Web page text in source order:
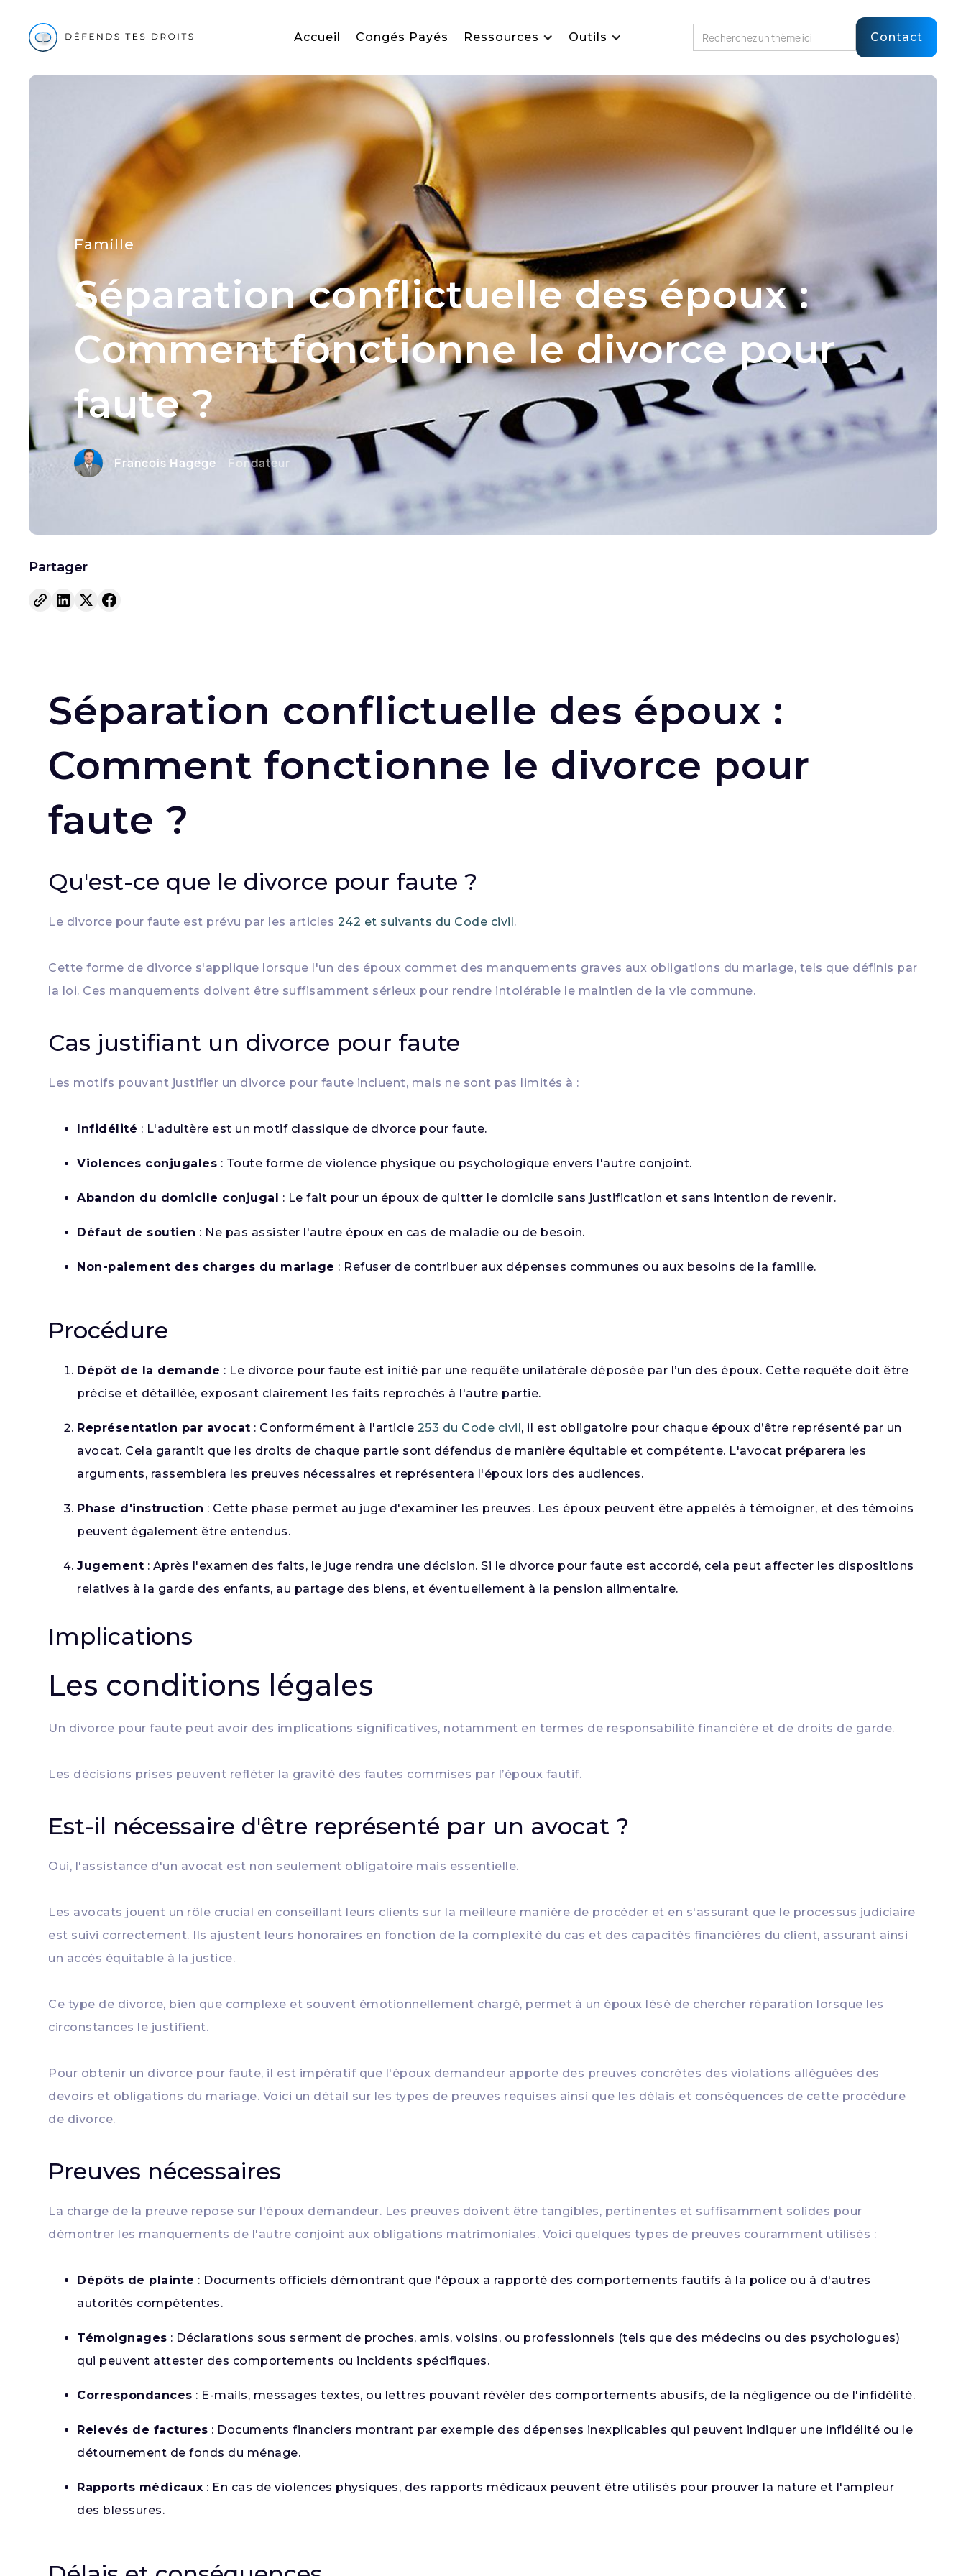
Accueil Congés Payés Ressources Outils Contact
Famille
Séparation conflictuelle des époux :
Comment fonctionne le divorce pour
faute ?
Francois Hagege Fondateur
Partager
Séparation conflictuelle des époux :
Comment fonctionne le divorce pour
faute ?
Qu'est-ce que le divorce pour faute ?
Le divorce pour faute est prévu par les articles 242 et suivants du Code civil.
Cette forme de divorce s'applique lorsque l'un des époux commet des manquements graves aux obligations du mariage, tels que définis par
la loi. Ces manquements doivent être suffisamment sérieux pour rendre intolérable le maintien de la vie commune.
Cas justifiant un divorce pour faute
Les motifs pouvant justifier un divorce pour faute incluent, mais ne sont pas limités à :
Infidélité : L'adultère est un motif classique de divorce pour faute.
Violences conjugales : Toute forme de violence physique ou psychologique envers l'autre conjoint.
Abandon du domicile conjugal : Le fait pour un époux de quitter le domicile sans justification et sans intention de revenir.
Défaut de soutien : Ne pas assister l'autre époux en cas de maladie ou de besoin.
Non-paiement des charges du mariage : Refuser de contribuer aux dépenses communes ou aux besoins de la famille.
Procédure
Dépôt de la demande : Le divorce pour faute est initié par une requête unilatérale déposée par l’un des époux. Cette requête doit être
précise et détaillée, exposant clairement les faits reprochés à l'autre partie.
Représentation par avocat : Conformément à l'article 253 du Code civil, il est obligatoire pour chaque époux d’être représenté par un
avocat. Cela garantit que les droits de chaque partie sont défendus de manière équitable et compétente. L'avocat préparera les
arguments, rassemblera les preuves nécessaires et représentera l'époux lors des audiences.
Phase d'instruction : Cette phase permet au juge d'examiner les preuves. Les époux peuvent être appelés à témoigner, et des témoins
peuvent également être entendus.
Jugement : Après l'examen des faits, le juge rendra une décision. Si le divorce pour faute est accordé, cela peut affecter les dispositions
relatives à la garde des enfants, au partage des biens, et éventuellement à la pension alimentaire.
Implications
Les conditions légales
Un divorce pour faute peut avoir des implications significatives, notamment en termes de responsabilité financière et de droits de garde.
Les décisions prises peuvent refléter la gravité des fautes commises par l’époux fautif.
Est-il nécessaire d'être représenté par un avocat ?
Oui, l'assistance d'un avocat est non seulement obligatoire mais essentielle.
Les avocats jouent un rôle crucial en conseillant leurs clients sur la meilleure manière de procéder et en s'assurant que le processus judiciaire
est suivi correctement. Ils ajustent leurs honoraires en fonction de la complexité du cas et des capacités financières du client, assurant ainsi
un accès équitable à la justice.
Ce type de divorce, bien que complexe et souvent émotionnellement chargé, permet à un époux lésé de chercher réparation lorsque les
circonstances le justifient.
Pour obtenir un divorce pour faute, il est impératif que l'époux demandeur apporte des preuves concrètes des violations alléguées des
devoirs et obligations du mariage. Voici un détail sur les types de preuves requises ainsi que les délais et conséquences de cette procédure
de divorce.
Preuves nécessaires
La charge de la preuve repose sur l'époux demandeur. Les preuves doivent être tangibles, pertinentes et suffisamment solides pour
démontrer les manquements de l'autre conjoint aux obligations matrimoniales. Voici quelques types de preuves couramment utilisés :
Dépôts de plainte : Documents officiels démontrant que l'époux a rapporté des comportements fautifs à la police ou à d'autres
autorités compétentes.
Témoignages : Déclarations sous serment de proches, amis, voisins, ou professionnels (tels que des médecins ou des psychologues)
qui peuvent attester des comportements ou incidents spécifiques.
Correspondances : E-mails, messages textes, ou lettres pouvant révéler des comportements abusifs, de la négligence ou de l'infidélité.
Relevés de factures : Documents financiers montrant par exemple des dépenses inexplicables qui peuvent indiquer une infidélité ou le
détournement de fonds du ménage.
Rapports médicaux : En cas de violences physiques, des rapports médicaux peuvent être utilisés pour prouver la nature et l'ampleur
des blessures.